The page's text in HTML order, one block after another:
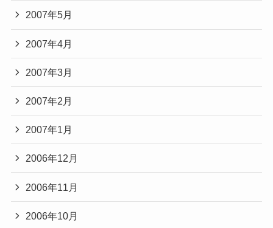
2007年5月
2007年4月
2007年3月
2007年2月
2007年1月
2006年12月
2006年11月
2006年10月